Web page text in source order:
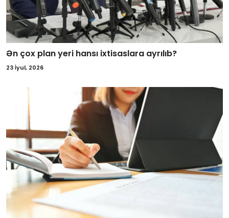
Ən çox plan yeri hansı ixtisaslara ayrılıb?
23 İyul, 2026